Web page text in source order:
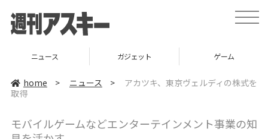
t
o
a
v
t
i
ニュース ガジェット ゲーム
home > ニュース >
アカツキ、東京ヴェルディの株式を
取得
モバイルゲームなどエンターテインメント事業の知